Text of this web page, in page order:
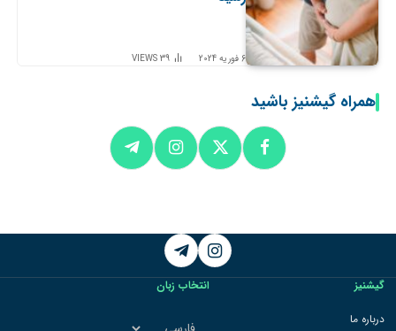
6 فوریه 2024 39
VIEWS
همراه گیشنیز باشید
Instagram
Telegram
گیشنیز
درباره ما
انتخاب زبان
انتخاب